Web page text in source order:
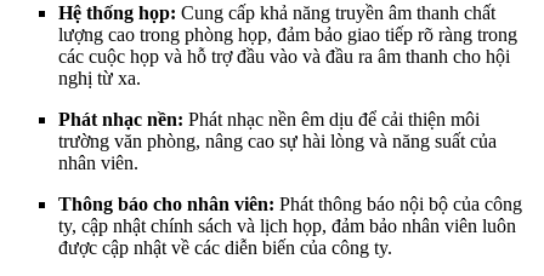
Hệ thống họp: Cung cấp khả năng truyền âm thanh chất
lượng cao trong phòng họp, đảm bảo giao tiếp rõ ràng trong
các cuộc họp và hỗ trợ đầu vào và đầu ra âm thanh cho hội
nghị từ xa.
Phát nhạc nền: Phát nhạc nền êm dịu để cải thiện môi
trường văn phòng, nâng cao sự hài lòng và năng suất của
nhân viên.
Thông báo cho nhân viên: Phát thông báo nội bộ của công
ty, cập nhật chính sách và lịch họp, đảm bảo nhân viên luôn
được cập nhật về các diễn biến của công ty.